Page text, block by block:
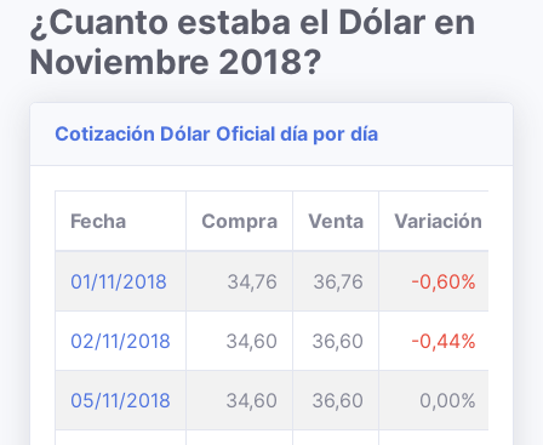
¿Cuanto estaba el Dólar en
Noviembre 2018?
Cotización Dólar Oficial día por día
Fecha Compra Venta Variación
01/11/2018 34,76 36,76 -0,60%
02/11/2018 34,60 36,60 -0,44%
05/11/2018 34,60 36,60 0,00%